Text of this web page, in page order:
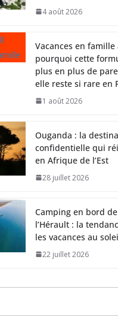
4 août 2026
Vacances en
pourquoi cette
plus en plus de
elle reste si rare en
1 août 2026
Ouganda : la
confidentielle qui
en Afrique de l’Est
28 juillet 2026
Camping en bord
l’Hérault : la
les vacances au
22 juillet 2026